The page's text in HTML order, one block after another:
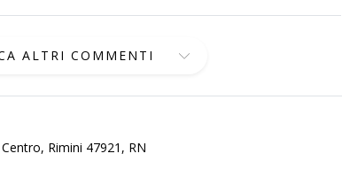
ALTRI COMMENTI
Rimini 47921, RN